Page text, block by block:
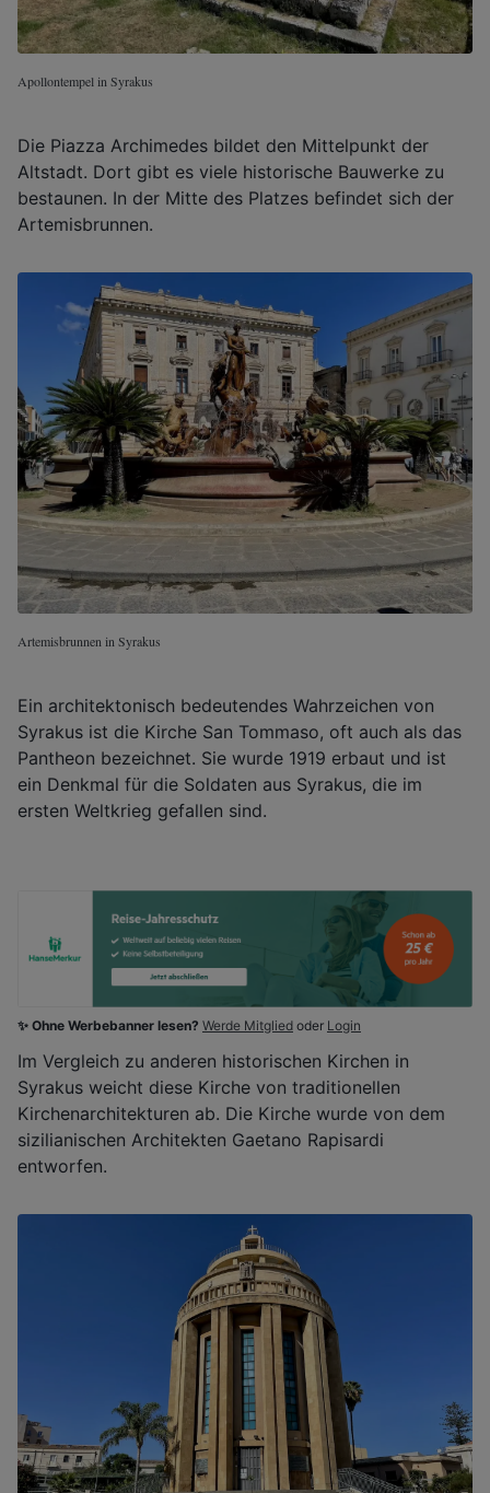
Apollontempel in Syrakus
Die Piazza Archimedes bildet den Mittelpunkt der
Altstadt. Dort gibt es viele historische Bauwerke zu
bestaunen. In der Mitte des Platzes befindet sich der
Artemisbrunnen.
Artemisbrunnen in Syrakus
Ein architektonisch bedeutendes Wahrzeichen von
Syrakus ist die Kirche San Tommaso, oft auch als das
Pantheon bezeichnet. Sie wurde 1919 erbaut und ist
ein Denkmal für die Soldaten aus Syrakus, die im
ersten Weltkrieg gefallen sind.
✨ Ohne Werbebanner lesen? Werde Mitglied oder Login
Im Vergleich zu anderen historischen Kirchen in
Syrakus weicht diese Kirche von traditionellen
Kirchenarchitekturen ab. Die Kirche wurde von dem
sizilianischen Architekten Gaetano Rapisardi
entworfen.